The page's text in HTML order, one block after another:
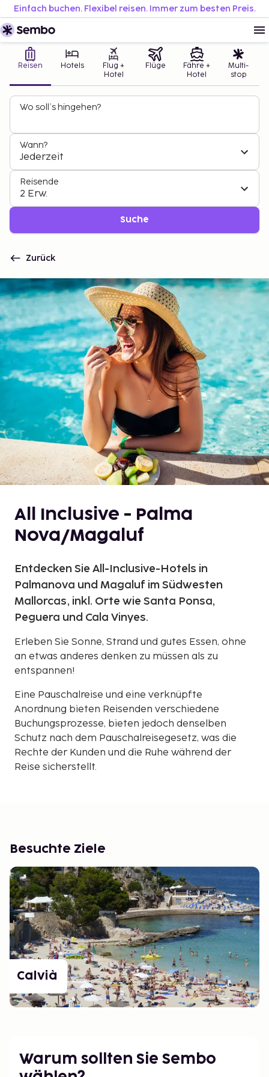
Einfach buchen. Flexibel reisen. Immer zum besten Preis.
Reisen Hotels
Flug +
Hotel
Flüge
Fähre +
Hotel
Multi-
stop
Wo soll’s hingehen?
Wann?
Jederzeit
Reisende
2 Erw.
Suche
Zurück
All Inclusive - Palma
Nova/Magaluf
Entdecken Sie All-Inclusive-Hotels in
Palmanova und Magaluf im Südwesten
Mallorcas, inkl. Orte wie Santa Ponsa,
Peguera und Cala Vinyes.
Erleben Sie Sonne, Strand und gutes Essen, ohne
an etwas anderes denken zu müssen als zu
entspannen!
Eine Pauschalreise und eine verknüpfte
Anordnung bieten Reisenden verschiedene
Buchungsprozesse, bieten jedoch denselben
Schutz nach dem Pauschalreisegesetz, was die
Rechte der Kunden und die Ruhe während der
Reise sicherstellt.
Besuchte Ziele
Calvià
Warum sollten Sie Sembo